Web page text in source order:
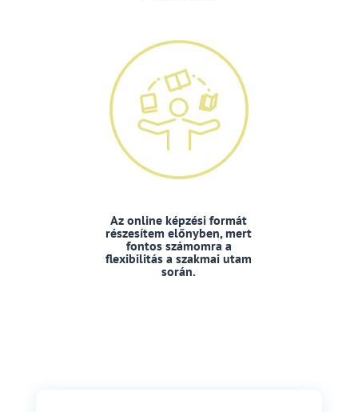
Az online képzési formát
részesítem előnyben, mert
fontos számomra a
flexibilitás a szakmai utam
során.